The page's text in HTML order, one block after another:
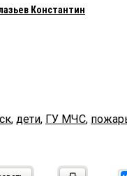
Константин
, дети, ГУ МЧС,